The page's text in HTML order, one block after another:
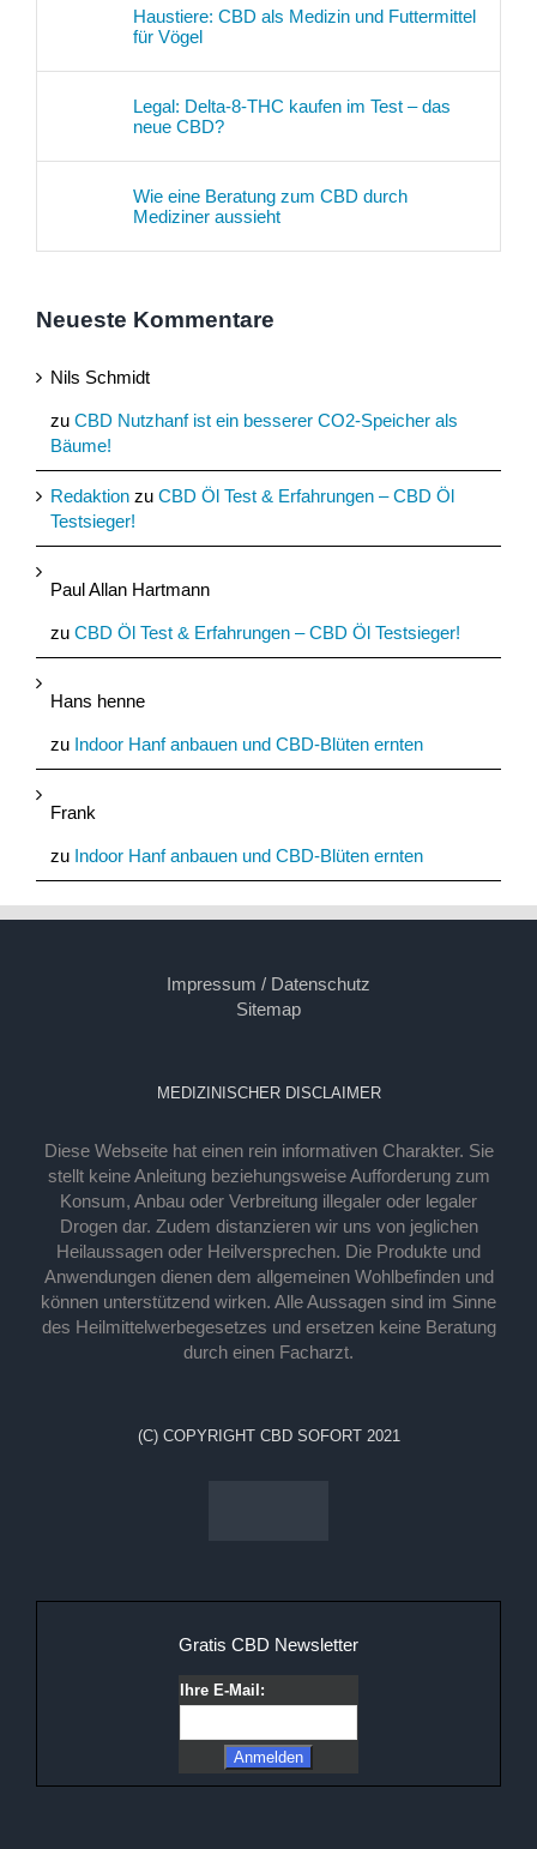
Haustiere: CBD als Medizin und Futtermittel
für Vögel
Legal: Delta-8-THC kaufen im Test – das
neue CBD?
Wie eine Beratung zum CBD durch
Mediziner aussieht
Neueste Kommentare
Nils Schmidt
zu CBD Nutzhanf ist ein besserer CO2-Speicher als
Bäume!
Redaktion zu CBD Öl Test & Erfahrungen – CBD Öl
Testsieger!
Paul Allan Hartmann
zu CBD Öl Test & Erfahrungen – CBD Öl Testsieger!
Hans henne
zu Indoor Hanf anbauen und CBD-Blüten ernten
Frank
zu Indoor Hanf anbauen und CBD-Blüten ernten
Impressum / Datenschutz
Sitemap
MEDIZINISCHER DISCLAIMER
Diese Webseite hat einen rein informativen Charakter. Sie
stellt keine Anleitung beziehungsweise Aufforderung zum
Konsum, Anbau oder Verbreitung illegaler oder legaler
Drogen dar. Zudem distanzieren wir uns von jeglichen
Heilaussagen oder Heilversprechen. Die Produkte und
Anwendungen dienen dem allgemeinen Wohlbefinden und
können unterstützend wirken. Alle Aussagen sind im Sinne
des Heilmittelwerbegesetzes und ersetzen keine Beratung
durch einen Facharzt.
(C) COPYRIGHT CBD SOFORT 2021
Gratis CBD Newsletter
Ihre E-Mail: